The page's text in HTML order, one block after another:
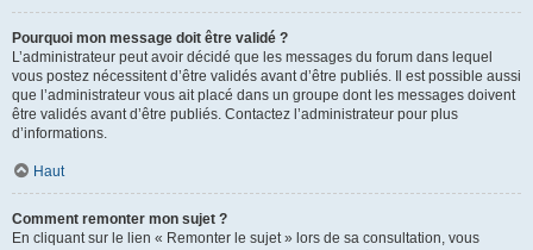
Pourquoi mon message doit être validé ?
L’administrateur peut avoir décidé que les messages du forum dans lequel
vous postez nécessitent d’être validés avant d’être publiés. Il est possible aussi
que l’administrateur vous ait placé dans un groupe dont les messages doivent
être validés avant d’être publiés. Contactez l’administrateur pour plus
d’informations.
Haut
Comment remonter mon sujet ?
En cliquant sur le lien « Remonter le sujet » lors de sa consultation, vous